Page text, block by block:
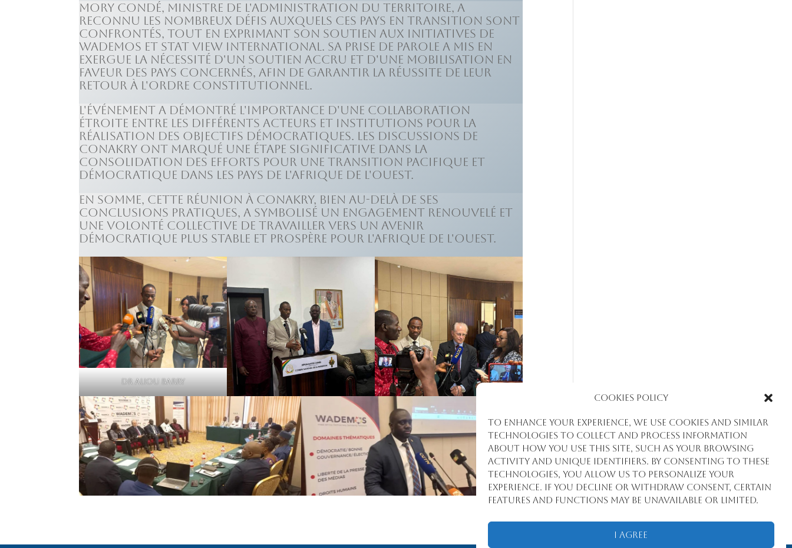
Cookies Policy
To enhance your experience, we use cookies and similar
technologies to collect and process information
about how you use this site, such as your browsing
activity and unique identifiers. By consenting to these
technologies, you allow us to personalize your
experience. If you decline or withdraw consent, certain
features and functions may be unavailable or limited.
I Agree
Mory Condé, ministre de l'Administration du Territoire, a
reconnu les nombreux défis auxquels ces pays en transition sont
confrontés, tout en exprimant son soutien aux initiatives de
WADEMOS et Stat View International. Sa prise de parole a mis en
exergue la nécessité d'un soutien accru et d'une mobilisation en
faveur des pays concernés, afin de garantir la réussite de leur
retour à l'ordre constitutionnel.
L'événement a démontré l'importance d'une collaboration
étroite entre les différents acteurs et institutions pour la
réalisation des objectifs démocratiques. Les discussions de
Conakry ont marqué une étape significative dans la
consolidation des efforts pour une transition pacifique et
démocratique dans les pays de l'Afrique de l'Ouest.
En somme, cette réunion à Conakry, bien au-delà de ses
conclusions pratiques, a symbolisé un engagement renouvelé et
une volonté collective de travailler vers un avenir
démocratique plus stable et prospère pour l'Afrique de l'Ouest.
Dr Aliou Barry